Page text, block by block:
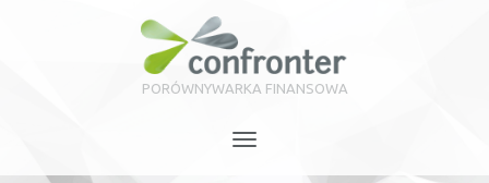
PORÓWNYWARKA FINANSOWA
navigation